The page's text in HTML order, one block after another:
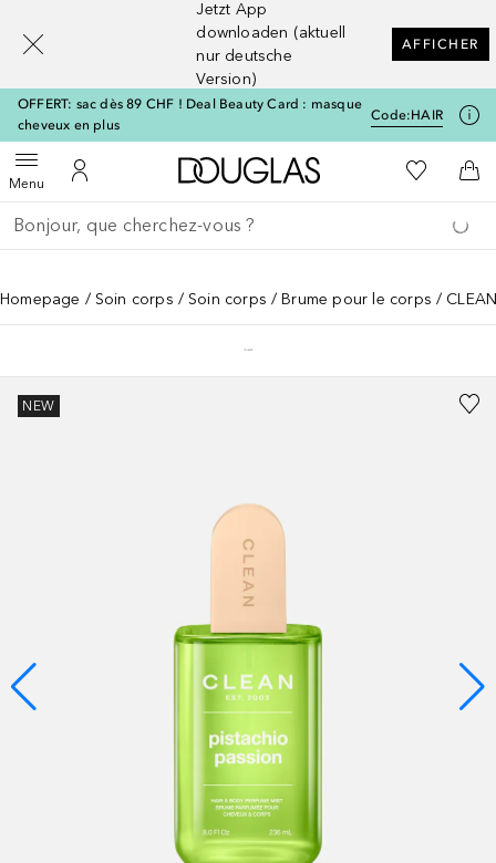
Jetzt App
downloaden (aktuell
nur deutsche
Version)
AFFICHER
OFFERT: sac dès 89 CHF ! Deal Beauty Card : masque
cheveux en plus
Code:HAIR
MenuOuvrir le menuVers Mon Compte
Vers l'accueil Douglas
Vers Ma
Retourner
Exécuter la recherche
Homepage Soin corps Soin corps Brume pour le corps
NEW
[navigation.slideout.screenreader]